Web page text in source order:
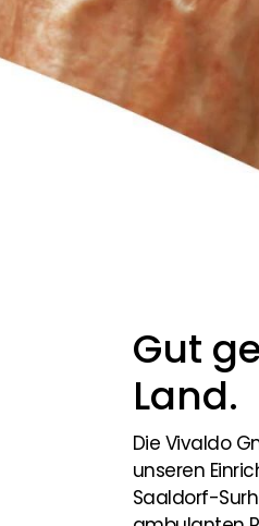
Gut
Land.
Die Vivaldo
unseren
Saaldorf-